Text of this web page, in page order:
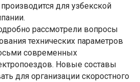
для узбекской
рассмотрели вопросы
технических параметров
современных
Новые составы
для организации скоростного